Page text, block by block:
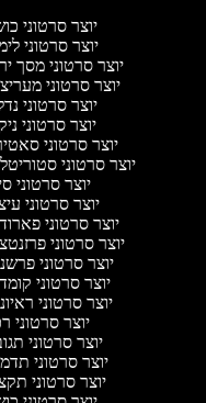
יוצר סרטוני
יוצר סרטוני
יוצר סרטוני מסך
יוצר סרטוני
יוצר סרטוני
יוצר סרטוני
יוצר סרטוני
יוצר סרטוני
יוצר סרטוני
יוצר סרטוני
יוצר סרטוני
יוצר סרטוני
יוצר סרטוני
יוצר סרטוני
יוצר סרטוני
יוצר סרטוני
יוצר סרטוני
יוצר סרטוני
יוצר סרטוני